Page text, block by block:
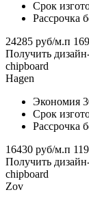
Срок
Рассрочка
24285 руб/м.п
Получить
chipboard
Hagen
Экономия
Срок
Рассрочка
16430 руб/м.п
Получить
chipboard
Zov